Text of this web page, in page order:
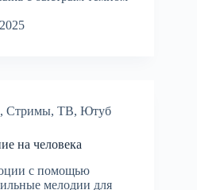
, Стримы, ТВ, Ютуб
на человека
с помощью
мелодии для